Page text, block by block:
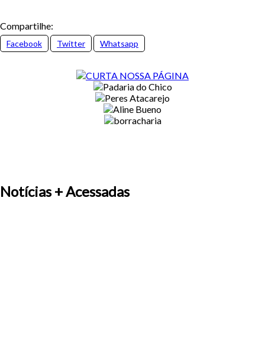
Compartilhe:
Facebook Twitter Whatsapp
Notícias + Acessadas